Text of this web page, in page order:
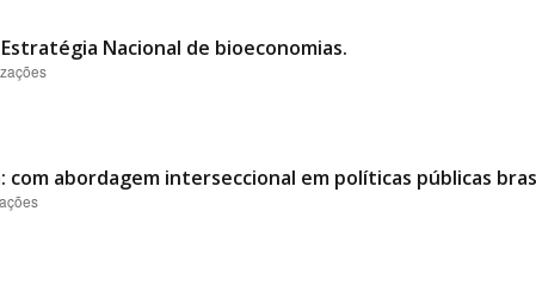
Nacional de bioeconomias.
abordagem interseccional em políticas públicas